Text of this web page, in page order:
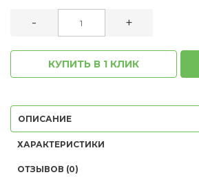
- +
КУПИТЬ В 1 КЛИК
ОПИСАНИЕ
ХАРАКТЕРИСТИКИ
ОТЗЫВОВ (0)